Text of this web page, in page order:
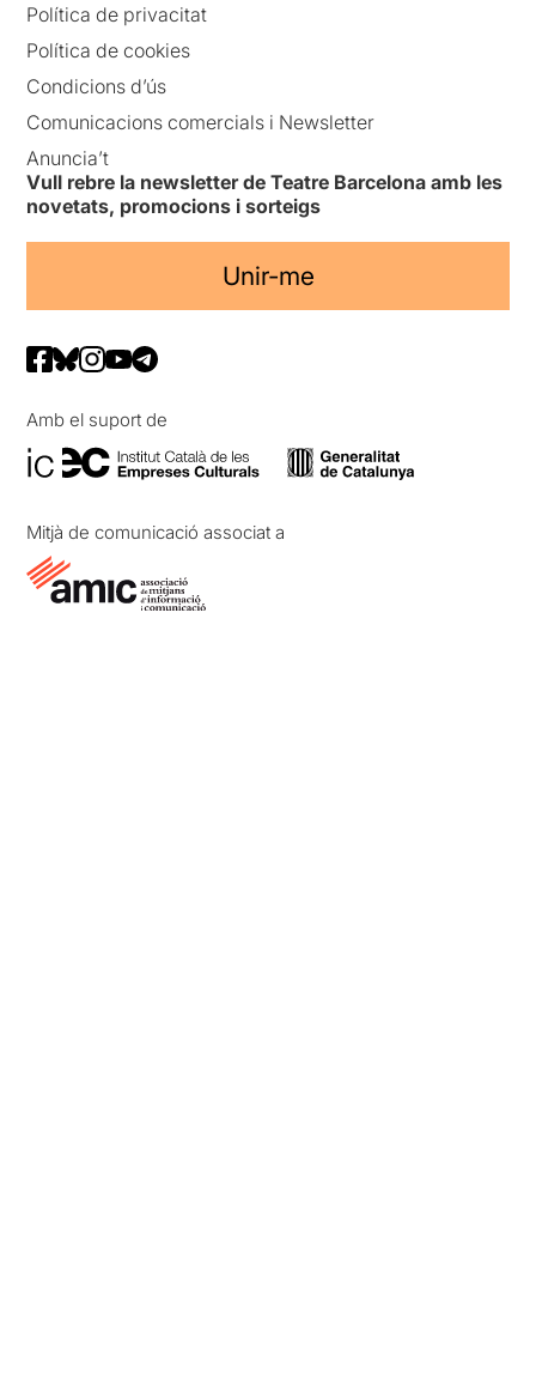
Política de privacitat
Política de cookies
Condicions d’ús
Comunicacions comercials i Newsletter
Anuncia’t
Vull rebre la newsletter de Teatre Barcelona amb les
novetats, promocions i sorteigs
Unir-me
Amb el suport de
Mitjà de comunicació associat a